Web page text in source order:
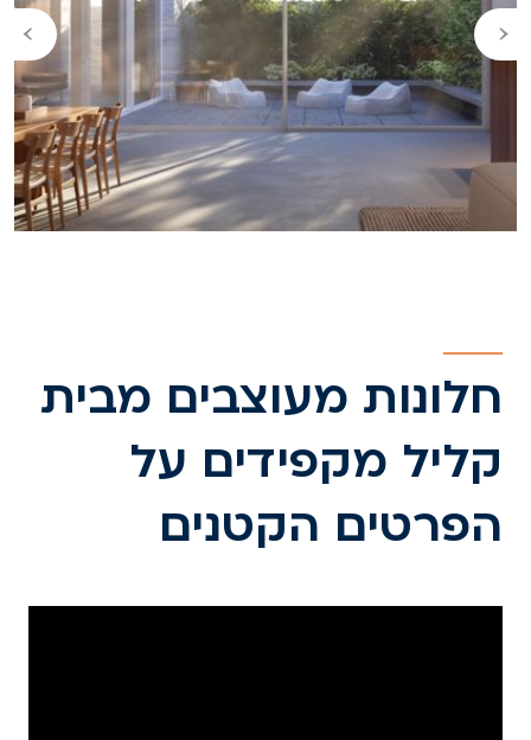
›
חלונות מעוצבים מבית
קליל מקפידים על
הפרטים הקטנים